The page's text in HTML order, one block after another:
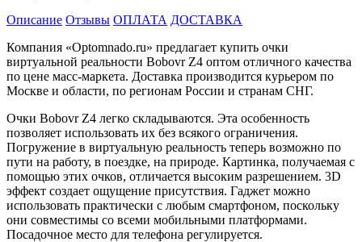
Описание Отзывы ОПЛАТА ДОСТАВКА
Компания «Optomnado.ru» предлагает купить очки
виртуальной реальности Bobovr Z4 оптом отличного качества
по цене масс-маркета. Доставка производится курьером по
Москве и области, по регионам России и странам СНГ.
Очки Bobovr Z4 легко складываются. Эта особенность
позволяет использовать их без всякого ограничения.
Погружение в виртуальную реальность теперь возможно по
пути на работу, в поездке, на природе. Картинка, получаемая с
помощью этих очков, отличается высоким разрешением. 3D
эффект создает ощущение присутствия. Гаджет можно
использовать практически с любым смартфоном, поскольку
они совместимы со всеми мобильными платформами.
Посадочное место для телефона регулируется.